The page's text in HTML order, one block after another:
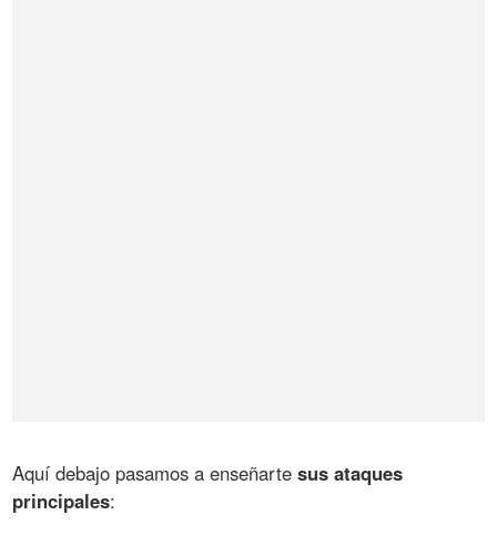
Aquí debajo pasamos a enseñartesus ataques
principales: